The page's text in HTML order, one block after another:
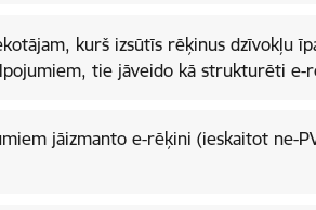
kurš izsūtīs rēķinus dzīvokļu
tie jāveido kā strukturēti e-
jāizmanto e-rēķini (ieskaitot ne-